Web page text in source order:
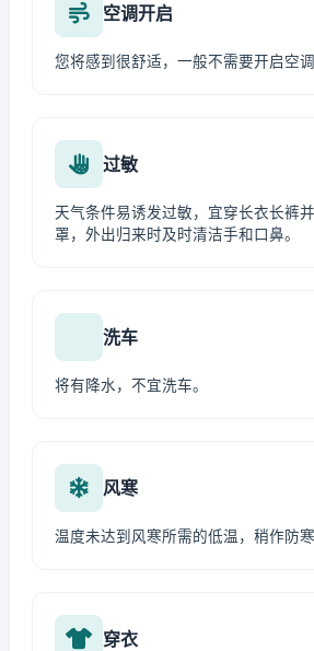
空调开启
您将感到很舒适，一般不需要开启空调
过敏
天气条件易诱发过敏，宜穿长衣长裤
罩，外出归来时及时清洁手和口鼻。
洗车
将有降水，不宜洗车。
风寒
温度未达到风寒所需的低温，稍作防寒
穿衣